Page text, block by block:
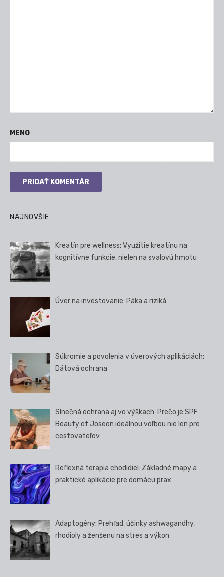
MENO
NAJNOVŠIE
Kreatín pre wellness: Využitie kreatínu na
kognitívne funkcie, nielen na svalovú hmotu
Úver na investovanie: Páka a riziká
Súkromie a povolenia v úverových aplikáciách:
Dátová ochrana
Slnečná ochrana aj vo výškach: Prečo je SPF
Beauty of Joseon ideálnou voľbou nie len pre
cestovateľov
Reflexná terapia chodidiel: Základné mapy a
praktické aplikácie pre domácu prax
Adaptogény: Prehľad, účinky ashwagandhy,
rhodioly a ženšenu na stres a výkon